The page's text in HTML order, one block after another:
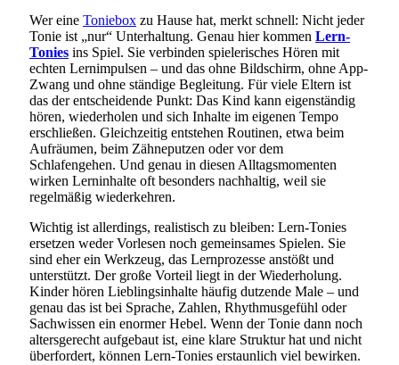
Wer eine Toniebox zu Hause hat, merkt schnell: Nicht jeder
Tonie ist „nur“ Unterhaltung. Genau hier kommen Lern-
Tonies ins Spiel. Sie verbinden spielerisches Hören mit
echten Lernimpulsen – und das ohne Bildschirm, ohne App-
Zwang und ohne ständige Begleitung. Für viele Eltern ist
das der entscheidende Punkt: Das Kind kann eigenständig
hören, wiederholen und sich Inhalte im eigenen Tempo
erschließen. Gleichzeitig entstehen Routinen, etwa beim
Aufräumen, beim Zähneputzen oder vor dem
Schlafengehen. Und genau in diesen Alltagsmomenten
wirken Lerninhalte oft besonders nachhaltig, weil sie
regelmäßig wiederkehren.
Wichtig ist allerdings, realistisch zu bleiben: Lern-Tonies
ersetzen weder Vorlesen noch gemeinsames Spielen. Sie
sind eher ein Werkzeug, das Lernprozesse anstößt und
unterstützt. Der große Vorteil liegt in der Wiederholung.
Kinder hören Lieblingsinhalte häufig dutzende Male – und
genau das ist bei Sprache, Zahlen, Rhythmusgefühl oder
Sachwissen ein enormer Hebel. Wenn der Tonie dann noch
altersgerecht aufgebaut ist, eine klare Struktur hat und nicht
überfordert, können Lern-Tonies erstaunlich viel bewirken.